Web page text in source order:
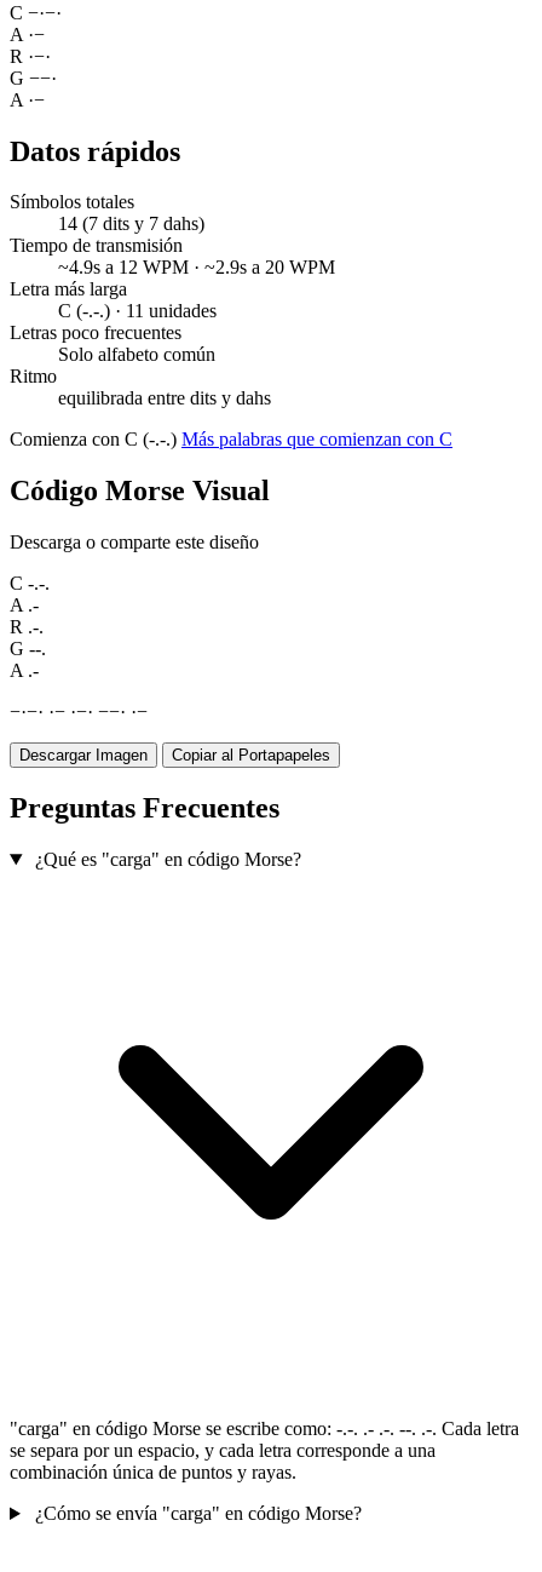
C −·−·
A ·−
R ·−·
G −−·
A ·−
Datos rápidos
Símbolos totales
14 (7 dits y 7 dahs)
Tiempo de transmisión
~4.9s a 12 WPM · ~2.9s a 20 WPM
Letra más larga
C (-.-.) · 11 unidades
Letras poco frecuentes
Solo alfabeto común
Ritmo
equilibrada entre dits y dahs
Comienza con C (-.-.) Más palabras que comienzan con C
Código Morse Visual
Descarga o comparte este diseño
C -.-.
A .-
R .-.
G --.
A .-
−·−· ·− ·−· −−· ·−
Descargar Imagen Copiar al Portapapeles
Preguntas Frecuentes
¿Qué es "carga" en código Morse?
"carga" en código Morse se escribe como: -.-. .- .-. --. .-. Cada letra
se separa por un espacio, y cada letra corresponde a una
combinación única de puntos y rayas.
¿Cómo se envía "carga" en código Morse?